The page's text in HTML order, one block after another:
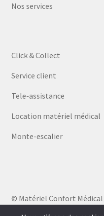
Nos services
Click & Collect
Service client
Tele-assistance
Location matériel médical
Monte-escalier
© Matériel Confort Médical